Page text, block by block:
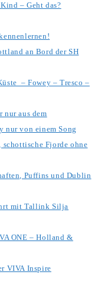
– Geht das?
an Bord der SH
– Fowey – Tresco –
nur aus dem
nur von einem Song
schottische Fjorde ohne
Puffins und Dublin
mit Tallink Silja
ONE – Holland &
VIVA Inspire